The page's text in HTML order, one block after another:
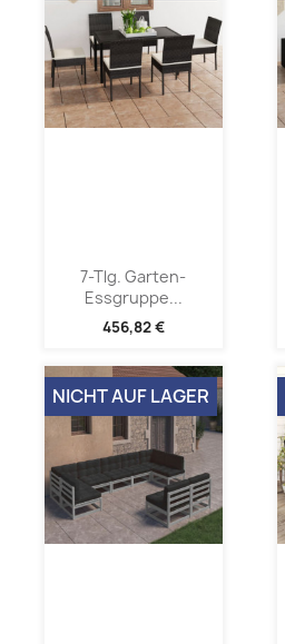
7-Tlg. Garten-
Essgruppe...
456,82 €
NICHT AUF LAGER